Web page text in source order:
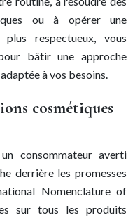
ou à opérer une
respectueux, vous
bâtir une approche
à vos besoins.
cosmétiques
consommateur averti
derrière les promesses
Nomenclature of
sur tous les produits